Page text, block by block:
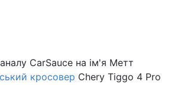
CarSauce на ім'я Метт
кросовер Chery Tiggo 4 Pro